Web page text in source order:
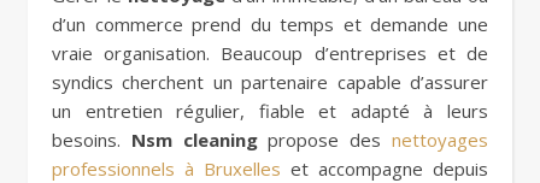
d’un commerce prend du temps et demande une
vraie organisation. Beaucoup d’entreprises et de
syndics cherchent un partenaire capable d’assurer
un entretien régulier, fiable et adapté à leurs
besoins. Nsm cleaningpropose desnettoyages
professionnels à Bruxelles et accompagne depuis